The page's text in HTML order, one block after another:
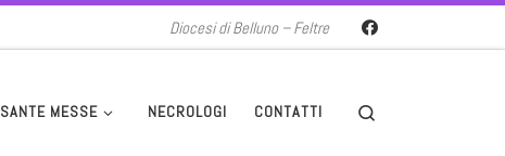
Diocesi di Belluno – Feltre
SANTE MESSE NECROLOGI CONTATTI